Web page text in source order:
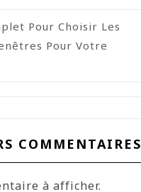
Pour Choisir Les
Pour Votre
COMMENTAIRES
à afficher.